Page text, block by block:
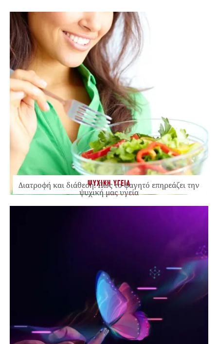
ΨΥΧΙΚΗ ΥΓΕΙΑ
Διατροφή και διάθεση: Πώς το φαγητό επηρεάζει την
ψυχική μας υγεία